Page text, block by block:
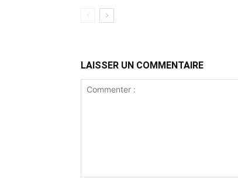
LAISSER UN COMMENTAIRE